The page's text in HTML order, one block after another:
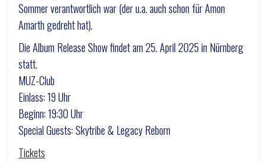
Sommer verantwortlich war (der u.a. auch schon für Amon
Amarth gedreht hat).
Die Album Release Show findet am 25. April 2025 in Nürnberg
statt.
MUZ-Club
Einlass: 19 Uhr
Beginn: 19:30 Uhr
Special Guests: Skytribe & Legacy Reborn
Tickets